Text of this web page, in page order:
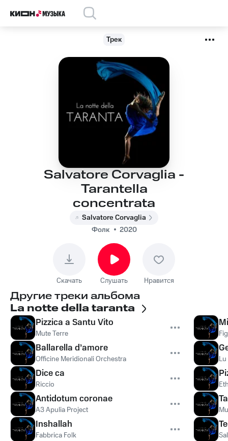
Трек
Salvatore Corvaglia -
Tarantella
concentrata
Salvatore Corvaglia
Фолк
2020
Скачать Слушать Нравится
Другие треки альбома
La notte della taranta
Pizzica a Santu Vito
Mute Terre
Ballarella d’amore
Officine Meridionali Orchestra
Dice ca
Riccio
Antidotum coronae
A3 Apulia Project
Inshallah
Fabbrica Folk